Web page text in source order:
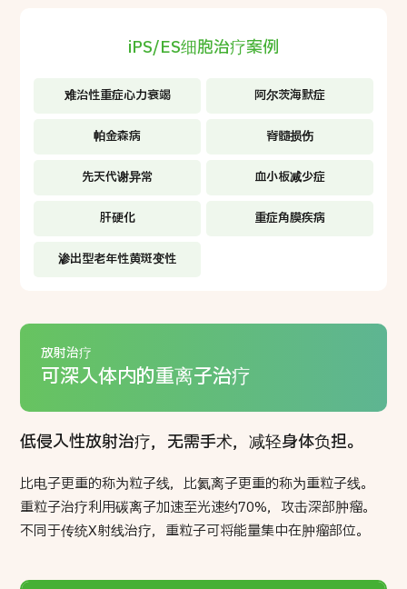
iPS/ES细胞治疗案例
难治性重症心力衰竭 阿尔茨海默症
帕金森病 脊髓损伤
先天代谢异常 血小板减少症
肝硬化 重症角膜疾病
渗出型老年性黄斑变性
放射治疗
可深入体内的重离子治疗
低侵入性放射治疗，无需手术，减轻身体负担。
比电子更重的称为粒子线，比氦离子更重的称为重粒子线。
重粒子治疗利用碳离子加速至光速约70%，攻击深部肿瘤。
不同于传统X射线治疗，重粒子可将能量集中在肿瘤部位。